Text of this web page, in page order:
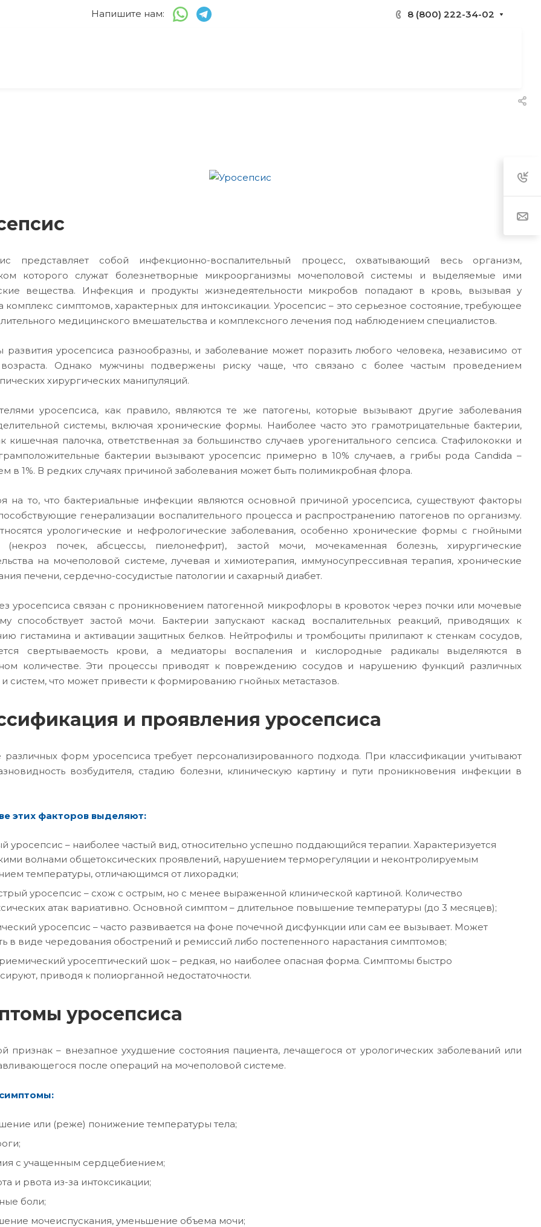
Напишите нам: 8 (800) 222-34-02
представляет собой инфекционно-воспалительный процесс, охватывающий весь организм,
которого служат болезнетворные микроорганизмы мочеполовой системы и выделяемые ими
вещества. Инфекция и продукты жизнедеятельности микробов попадают в кровь, вызывая у
комплекс симптомов, характерных для интоксикации. Уросепсис – это серьезное состояние, требующее
медицинского вмешательства и комплексного лечения под наблюдением специалистов.
развития уросепсиса разнообразны, и заболевание может поразить любого человека, независимо от
Однако мужчины подвержены риску чаще, что связано с более частым проведением
хирургических манипуляций.
уросепсиса, как правило, являются те же патогены, которые вызывают другие заболевания
системы, включая хронические формы. Наиболее часто это грамотрицательные бактерии,
кишечная палочка, ответственная за большинство случаев урогенитального сепсиса. Стафилококки и
бактерии вызывают уросепсис примерно в 10% случаев, а грибы рода Candida –
в 1%. В редких случаях причиной заболевания может быть полимикробная флора.
на то, что бактериальные инфекции являются основной причиной уросепсиса, существуют факторы
генерализации воспалительного процесса и распространению патогенов по организму.
урологические и нефрологические заболевания, особенно хронические формы с гнойными
(некроз почек, абсцессы, пиелонефрит), застой мочи, мочекаменная болезнь, хирургические
на мочеполовой системе, лучевая и химиотерапия, иммуносупрессивная терапия, хронические
печени, сердечно-сосудистые патологии и сахарный диабет.
уросепсиса связан с проникновением патогенной микрофлоры в кровоток через почки или мочевые
способствует застой мочи. Бактерии запускают каскад воспалительных реакций, приводящих к
гистамина и активации защитных белков. Нейтрофилы и тромбоциты прилипают к стенкам сосудов,
свертываемость крови, а медиаторы воспаления и кислородные радикалы выделяются в
количестве. Эти процессы приводят к повреждению сосудов и нарушению функций различных
систем, что может привести к формированию гнойных метастазов.
и проявления уросепсиса
различных форм уросепсиса требует персонализированного подхода. При классификации учитывают
возбудителя, стадию болезни, клиническую картину и пути проникновения инфекции в
этих факторов выделяют:
уросепсис – наиболее частый вид, относительно успешно поддающийся терапии. Характеризуется
волнами общетоксических проявлений, нарушением терморегуляции и неконтролируемым
температуры, отличающимся от лихорадки;
уросепсис – схож с острым, но с менее выраженной клинической картиной. Количество
атак вариативно. Основной симптом – длительное повышение температуры (до 3 месяцев);
уросепсис – часто развивается на фоне почечной дисфункции или сам ее вызывает. Может
в виде чередования обострений и ремиссий либо постепенного нарастания симптомов;
уросептический шок – редкая, но наиболее опасная форма. Симптомы быстро
приводя к полиорганной недостаточности.
уросепсиса
признак – внезапное ухудшение состояния пациента, лечащегося от урологических заболеваний или
после операций на мочеполовой системе.
или (реже) понижение температуры тела;
с учащенным сердцебиением;
и рвота из-за интоксикации;
боли;
мочеиспускания, уменьшение объема мочи;